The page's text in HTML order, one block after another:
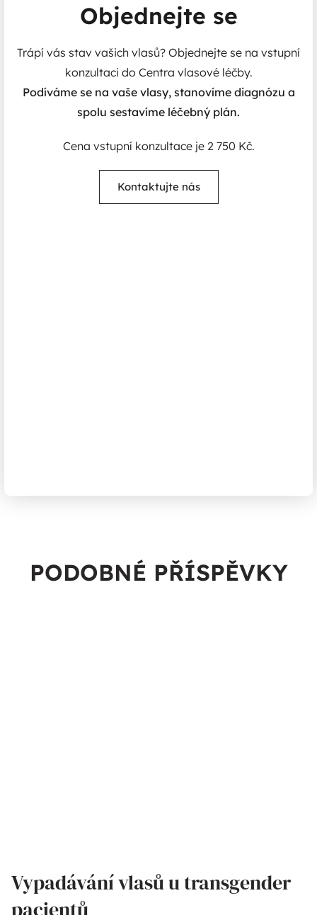
Objednejte se
Trápí vás stav vašich vlasů? Objednejte se na vstupní
konzultaci do Centra vlasové léčby.
Podíváme se na vaše vlasy, stanovíme diagnózu a
spolu sestavíme léčebný plán.
Cena vstupní konzultace je 2 750 Kč.
Kontaktujte nás
PODOBNÉ PŘÍSPĚVKY
Vypadávání vlasů u transgender
pacientů